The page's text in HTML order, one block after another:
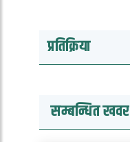
प्रतिक्रिया
सम्बन्धित खवर